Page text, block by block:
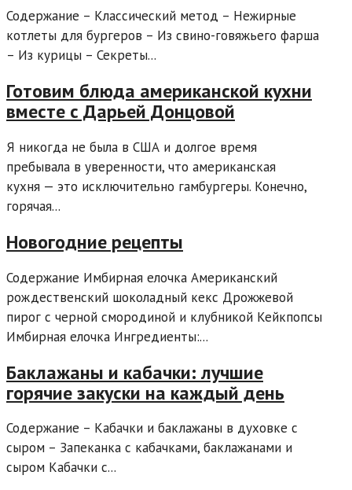
Содержание – Классический метод – Нежирные
котлеты для бургеров – Из свино-говяжьего фарша
– Из курицы – Секреты...
Готовим блюда американской кухни
вместе с Дарьей Донцовой
Я никогда не была в США и долгое время
пребывала в уверенности, что американская
кухня — это исключительно гамбургеры. Конечно,
горячая...
Новогодние рецепты
Содержание Имбирная елочка Американский
рождественский шоколадный кекс Дрожжевой
пирог с черной смородиной и клубникой Кейкпопсы
Имбирная елочка Ингредиенты:...
Баклажаны и кабачки: лучшие
горячие закуски на каждый день
Содержание – Кабачки и баклажаны в духовке с
сыром – Запеканка с кабачками, баклажанами и
сыром Кабачки с...